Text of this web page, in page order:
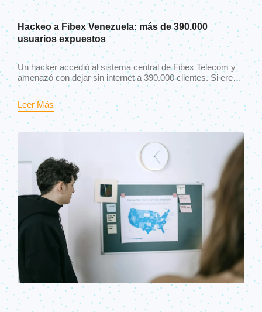
Hackeo a Fibex Venezuela: más de 390.000
usuarios expuestos
Un hacker accedió al sistema central de Fibex Telecom y
amenazó con dejar sin internet a 390.000 clientes. Si eres
usuario del proveedor, estos son los pasos que debes
tomar hoy.
Leer Más